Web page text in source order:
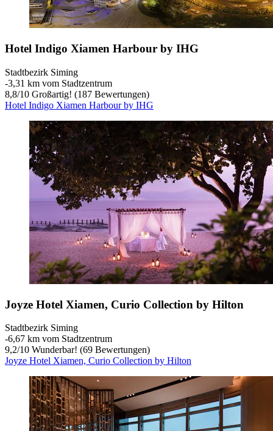
Hotel Indigo Xiamen Harbour by IHG
Stadtbezirk Siming
‐3,31 km vom Stadtzentrum
8,8/10 Großartig! (187 Bewertungen)
Hotel Indigo Xiamen Harbour by IHG
Joyze Hotel Xiamen, Curio Collection by Hilton
Stadtbezirk Siming
‐6,67 km vom Stadtzentrum
9,2/10 Wunderbar! (69 Bewertungen)
Joyze Hotel Xiamen, Curio Collection by Hilton